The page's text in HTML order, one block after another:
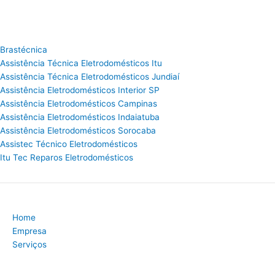
Brastécnica
Assistência Técnica Eletrodomésticos Itu
Assistência Técnica Eletrodomésticos Jundiaí
Assistência Eletrodomésticos Interior SP
Assistência Eletrodomésticos Campinas
Assistência Eletrodomésticos Indaiatuba
Assistência Eletrodomésticos Sorocaba
Assistec Técnico Eletrodomésticos
Itu Tec Reparos Eletrodomésticos
Home
Empresa
Serviços